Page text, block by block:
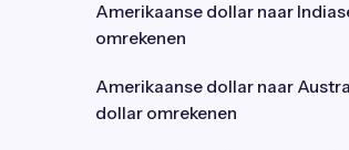
Amerikaanse dollar naar
omrekenen
Amerikaanse dollar naar
dollar omrekenen